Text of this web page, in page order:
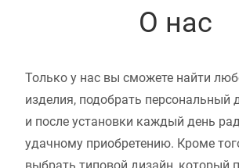
О нас
Только у нас вы сможете найти
изделия, подобрать персональный
и после установки каждый день
удачному приобретению. Кроме
выбрать типовой дизайн, который